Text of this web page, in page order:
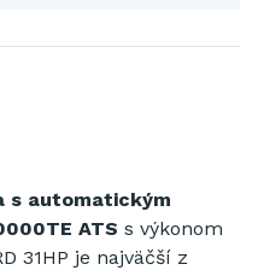
s automatickým
ATS s výkonom
31HP je najväčší z